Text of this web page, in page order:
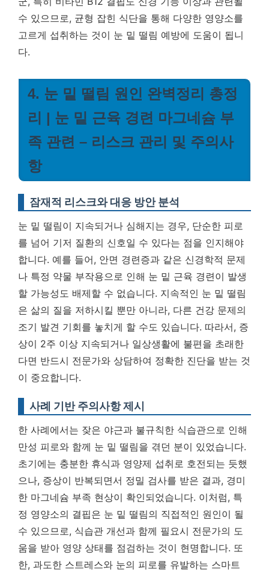
수 있으므로, 균형 잡힌 식단을 통해 다양한 영양소를
고르게 섭취하는 것이 눈 밑 떨림 예방에 도움이 됩니
다.
4. 눈 밑 떨림 원인 완벽정리 총정
리 | 눈 밑 근육 경련 마그네슘 부
족 관련 – 리스크 관리 및 주의사
항
잠재적 리스크와 대응 방안 분석
눈 밑 떨림이 지속되거나 심해지는 경우, 단순한 피로
를 넘어 기저 질환의 신호일 수 있다는 점을 인지해야
합니다. 예를 들어, 안면 경련증과 같은 신경학적 문제
나 특정 약물 부작용으로 인해 눈 밑 근육 경련이 발생
할 가능성도 배제할 수 없습니다. 지속적인 눈 밑 떨림
은 삶의 질을 저하시킬 뿐만 아니라, 다른 건강 문제의
조기 발견 기회를 놓치게 할 수도 있습니다. 따라서, 증
상이 2주 이상 지속되거나 일상생활에 불편을 초래한
다면 반드시 전문가와 상담하여 정확한 진단을 받는 것
이 중요합니다.
사례 기반 주의사항 제시
한 사례에서는 잦은 야근과 불규칙한 식습관으로 인해
만성 피로와 함께 눈 밑 떨림을 겪던 분이 있었습니다.
초기에는 충분한 휴식과 영양제 섭취로 호전되는 듯했
으나, 증상이 반복되면서 정밀 검사를 받은 결과, 경미
한 마그네슘 부족 현상이 확인되었습니다. 이처럼, 특
정 영양소의 결핍은 눈 밑 떨림의 직접적인 원인이 될
수 있으므로, 식습관 개선과 함께 필요시 전문가의 도
움을 받아 영양 상태를 점검하는 것이 현명합니다. 또
한, 과도한 스트레스와 눈의 피로를 유발하는 스마트